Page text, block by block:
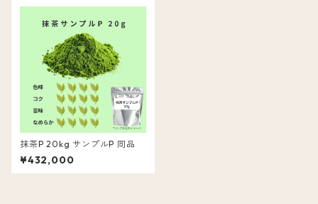
抹茶P 20kg サンプルP 同品
¥432,000